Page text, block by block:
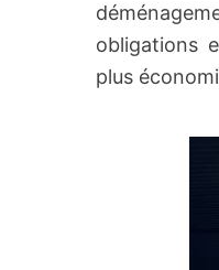
obligations
plus